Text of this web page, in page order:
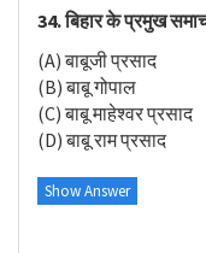
34. बिहार के प्रमुख
(A) बाबूजी प्रसाद
(B) बाबू गोपाल
(C) बाबू माहेश्वर प्रसाद
(D) बाबू राम प्रसाद
Show Answer